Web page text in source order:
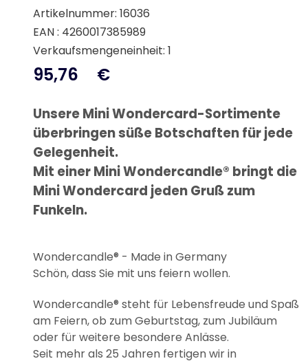
Artikelnummer: 16036
EAN : 4260017385989
Verkaufsmengeneinheit: 1
95,76 €
Unsere Mini Wondercard-Sortimente
überbringen süße Botschaften für jede
Gelegenheit.
Mit einer Mini Wondercandle® bringt die
Mini Wondercard jeden Gruß zum
Funkeln.
Wondercandle® - Made in Germany
Schön, dass Sie mit uns feiern wollen.
Wondercandle® steht für Lebensfreude und Spaß
am Feiern, ob zum Geburtstag, zum Jubiläum
oder für weitere besondere Anlässe.
Seit mehr als 25 Jahren fertigen wir in